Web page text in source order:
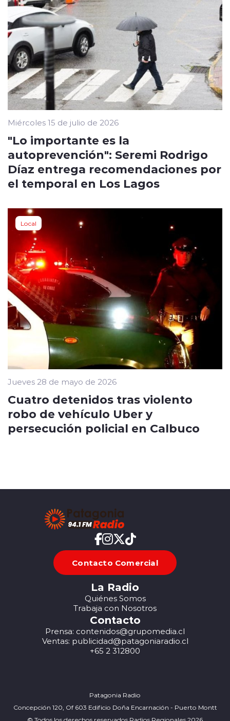
Miércoles 15 de julio de 2026
"Lo importante es la
autoprevención": Seremi Rodrigo
Díaz entrega recomendaciones por
el temporal en Los Lagos
Local
Jueves 28 de mayo de 2026
Cuatro detenidos tras violento
robo de vehículo Uber y
persecución policial en Calbuco
Contacto Comercial
La Radio
Quiénes Somos
Trabaja con Nosotros
Contacto
Prensa: contenidos@grupomedia.cl
Ventas: publicidad@patagoniaradio.cl
+65 2 312800
Patagonia Radio
Concepción 120, Of 603 Edificio Doña Encarnación - Puerto Montt